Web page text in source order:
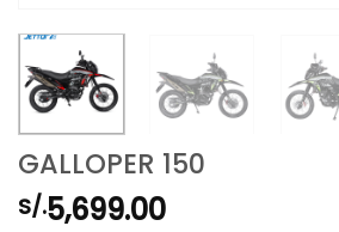
GALLOPER 150
S/.5,699.00